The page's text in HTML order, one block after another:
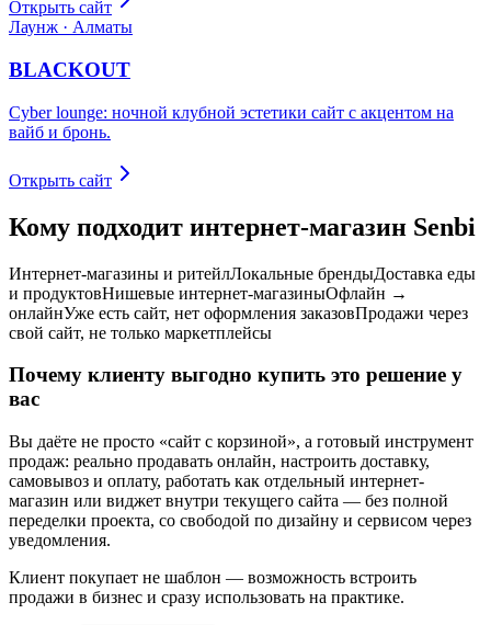
Открыть сайт
Лаунж · Алматы
BLACKOUT
Cyber lounge: ночной клубной эстетики сайт с акцентом на
вайб и бронь.
Открыть сайт
Кому подходит интернет-магазин Senbi
Интернет-магазины и ритейлЛокальные брендыДоставка еды
и продуктовНишевые интернет-магазиныОфлайн →
онлайнУже есть сайт, нет оформления заказовПродажи через
свой сайт, не только маркетплейсы
Почему клиенту выгодно купить это решение у
вас
Вы даёте не просто «сайт с корзиной», а готовый инструмент
продаж: реально продавать онлайн, настроить доставку,
самовывоз и оплату, работать как отдельный интернет-
магазин или виджет внутри текущего сайта — без полной
переделки проекта, со свободой по дизайну и сервисом через
уведомления.
Клиент покупает не шаблон — возможность встроить
продажи в бизнес и сразу использовать на практике.